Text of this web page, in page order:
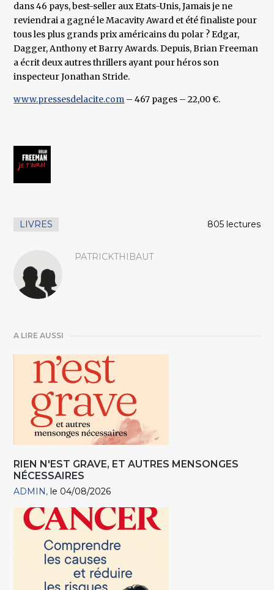
dans 46 pays, best-seller aux Etats-Unis, Jamais je ne
reviendrai a gagné le Macavity Award et été finaliste pour
tous les plus grands prix américains du polar ? Edgar,
Dagger, Anthony et Barry Awards. Depuis, Brian Freeman
a écrit deux autres thrillers ayant pour héros son
inspecteur Jonathan Stride.
www.pressesdelacite.com – 467 pages – 22,00 €.
LIVRES 805 lectures
PATRICKTHIBAUT
A LIRE AUSSI
RIEN N'EST GRAVE, ET AUTRES MENSONGES
NÉCESSAIRES
ADMIN le 04/08/2026